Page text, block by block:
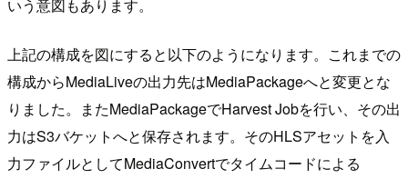
いう意図もあります。
上記の構成を図にすると以下のようになります。これまでの
構成からMediaLiveの出力先はMediaPackageへと変更とな
りました。またMediaPackageでHarvest Jobを行い、その出
力はS3バケットへと保存されます。そのHLSアセットを入
力ファイルとしてMediaConvertでタイムコードによる